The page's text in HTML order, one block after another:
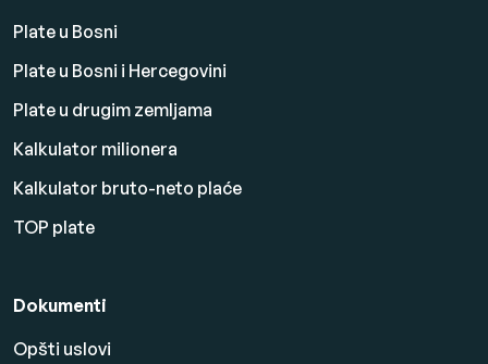
Plate u Bosni
Plate u Bosni i Hercegovini
Plate u drugim zemljama
Kalkulator milionera
Kalkulator bruto-neto plaće
TOP plate
Dokumenti
Opšti uslovi